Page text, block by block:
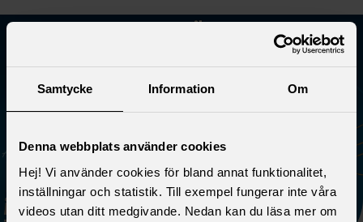
Samtycke Information Om
Denna webbplats använder cookies
Hej! Vi använder cookies för bland annat funktionalitet,
inställningar och statistik. Till exempel fungerar inte våra
videos utan ditt medgivande. Nedan kan du läsa mer om